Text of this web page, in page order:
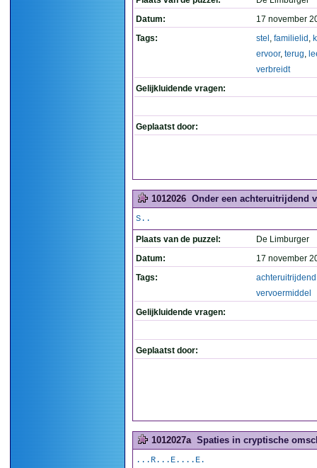
Datum:
17 november
Tags:
stel , familielid ,
ervoor, terug,
verbreidt
Gelijkluidende vragen:
Geplaatst door:
1012026 Onder een achteruitrijdend
S..
Plaats van de puzzel:
De Limburger
Datum:
17 november
Tags:
achteruitrijdend
vervoermiddel
Gelijkluidende vragen:
Geplaatst door:
1012027a Spaties in cryptische
...R...E....E.